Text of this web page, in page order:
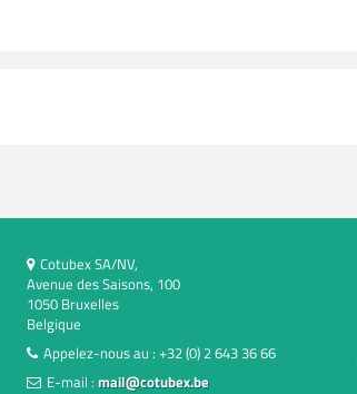
Cotubex SA/NV,
Avenue des Saisons, 100
1050 Bruxelles
Belgique
Appelez-nous au : +32 (0) 2 643 36 66
E-mail : mail@cotubex.be